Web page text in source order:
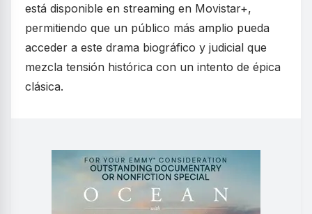
está disponible en streaming en Movistar+,
permitiendo que un público más amplio pueda
acceder a este drama biográfico y judicial que
mezcla tensión histórica con un intento de épica
clásica.